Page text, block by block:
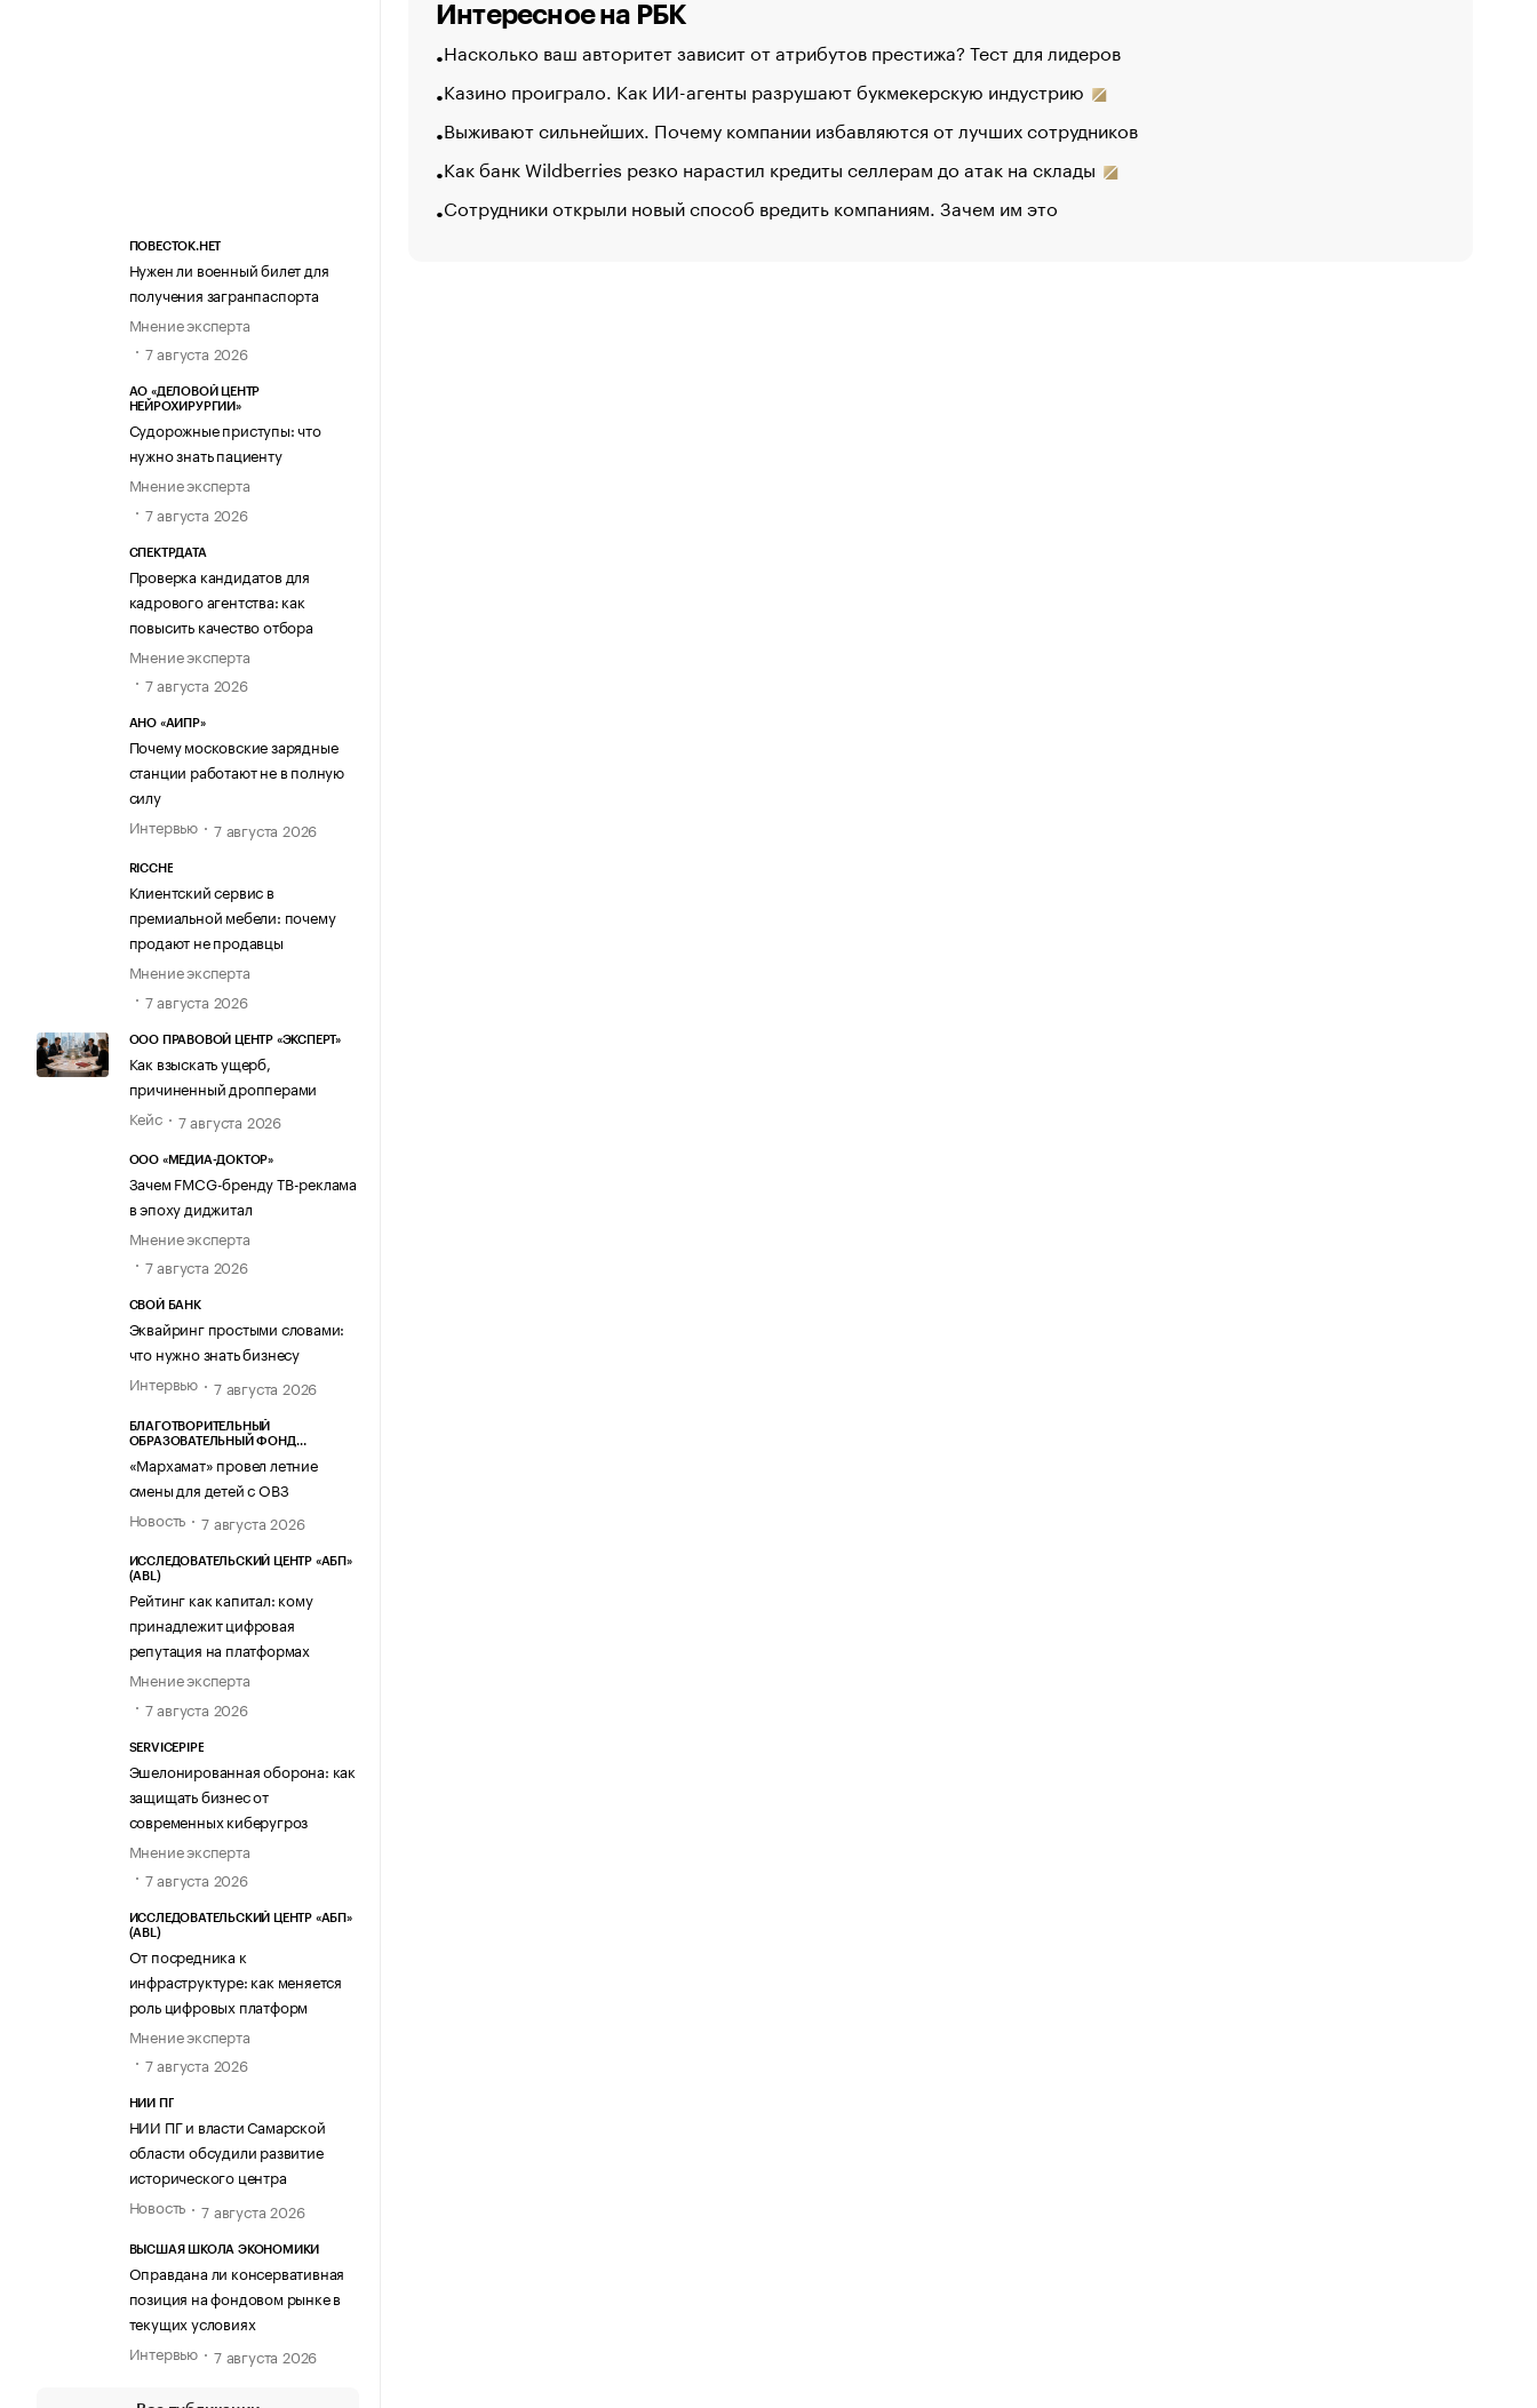
ПОВЕСТОК.НЕТ
Нужен ли военный билет для
получения загранпаспорта
Мнение эксперта
7 августа 2026
АО «ДЕЛОВОЙ ЦЕНТР
НЕЙРОХИРУРГИИ»
Судорожные приступы: что
нужно знать пациенту
Мнение эксперта
7 августа 2026
СПЕКТРДАТА
Проверка кандидатов для
кадрового агентства: как
повысить качество отбора
Мнение эксперта
7 августа 2026
АНО «АИПР»
Почему московские зарядные
станции работают не в полную
силу
Интервью
7 августа 2026
RICCHE
Клиентский сервис в
премиальной мебели: почему
продают не продавцы
Мнение эксперта
7 августа 2026
ООО ПРАВОВОЙ ЦЕНТР «ЭКСПЕРТ»
Как взыскать ущерб,
причиненный дропперами
Кейс
7 августа 2026
ООО «МЕДИА-ДОКТОР»
Зачем FMCG-бренду ТВ-реклама
в эпоху диджитал
Мнение эксперта
7 августа 2026
СВОЙ БАНК
Эквайринг простыми словами:
что нужно знать бизнесу
Интервью
7 августа 2026
БЛАГОТВОРИТЕЛЬНЫЙ
ОБРАЗОВАТЕЛЬНЫЙ ФОНД
«Мархамат» провел летние
смены для детей с ОВЗ
Новость
7 августа 2026
ИССЛЕДОВАТЕЛЬСКИЙ ЦЕНТР «АБП»
(ABL)
Рейтинг как капитал: кому
принадлежит цифровая
репутация на платформах
Мнение эксперта
7 августа 2026
SERVICEPIPE
Эшелонированная оборона: как
защищать бизнес от
современных киберугроз
Мнение эксперта
7 августа 2026
ИССЛЕДОВАТЕЛЬСКИЙ ЦЕНТР «АБП»
(ABL)
От посредника к
инфраструктуре: как меняется
роль цифровых платформ
Мнение эксперта
7 августа 2026
НИИ ПГ
НИИ ПГ и власти Самарской
области обсудили развитие
исторического центра
Новость
7 августа 2026
ВЫСШАЯ ШКОЛА ЭКОНОМИКИ
Оправдана ли консервативная
позиция на фондовом рынке в
текущих условиях
Интервью
7 августа 2026
Интересное на РБК
Насколько ваш авторитет зависит от атрибутов престижа? Тест для лидеров
Казино проиграло. Как ИИ-агенты разрушают букмекерскую индустрию
Выживают сильнейших. Почему компании избавляются от лучших сотрудников
Как банк Wildberries резко нарастил кредиты селлерам до атак на склады
Сотрудники открыли новый способ вредить компаниям. Зачем им это